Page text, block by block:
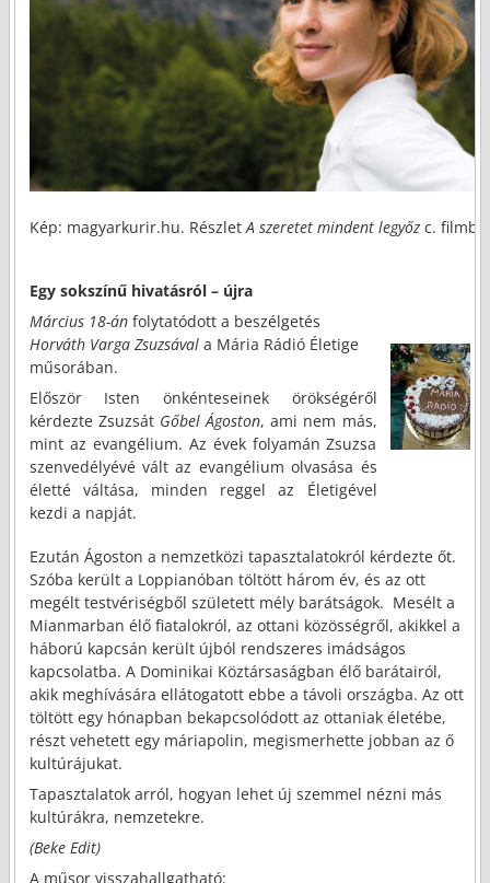
Kép: magyarkurir.hu. RészletA szeretet mindent legyőz c. filmből
Egy sokszínű hivatásról – újra
Március 18-ánfolytatódott a beszélgetés
Horváth Varga Zsuzsávala Mária Rádió Életige
műsorában.
Először Isten önkénteseinek örökségéről
kérdezte Zsuzsát Gőbel Ágoston, ami nem más,
mint az evangélium. Az évek folyamán Zsuzsa
szenvedélyévé vált az evangélium olvasása és
életté váltása, minden reggel az Életigével
kezdi a napját.
Ezután Ágoston a nemzetközi tapasztalatokról kérdezte őt.
Szóba került a Loppianóban töltött három év, és az ott
megélt testvériségből született mély barátságok. Mesélt a
Mianmarban élő fiatalokról, az ottani közösségről, akikkel a
háború kapcsán került újból rendszeres imádságos
kapcsolatba. A Dominikai Köztársaságban élő barátairól,
akik meghívására ellátogatott ebbe a távoli országba. Az ott
töltött egy hónapban bekapcsolódott az ottaniak életébe,
részt vehetett egy máriapolin, megismerhette jobban az ő
kultúrájukat.
Tapasztalatok arról, hogyan lehet új szemmel nézni más
kultúrákra, nemzetekre.
(Beke Edit)
A műsor visszahallgatható: